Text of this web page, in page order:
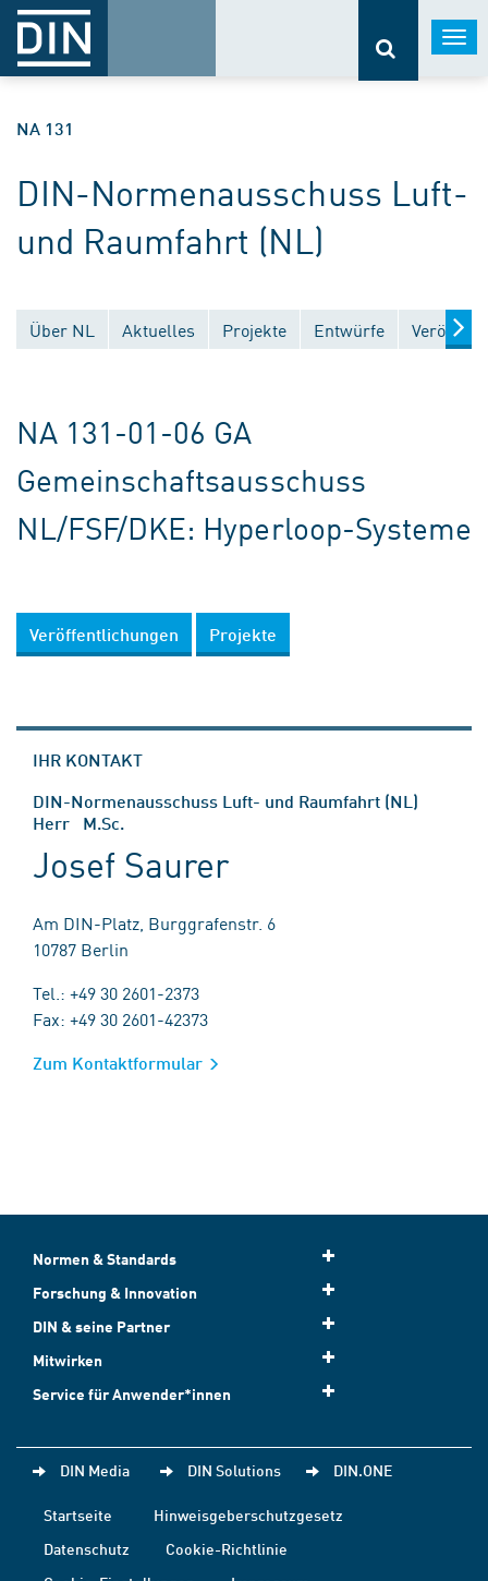
NA 131
DIN-Normenausschuss Luft-
und Raumfahrt (NL)
Über NL Aktuelles Projekte Entwürfe
NA 131-01-06 GA
Gemeinschaftsausschuss
NL/FSF/DKE: Hyperloop-Systeme
Veröffentlichungen Projekte
IHR KONTAKT
DIN-Normenausschuss Luft- und Raumfahrt (NL)
Herr M.Sc.
Josef Saurer
Am DIN-Platz, Burggrafenstr. 6
10787 Berlin
Tel.: +49 30 2601-2373
Fax: +49 30 2601-42373
Zum Kontaktformular
Normen & Standards
Forschung & Innovation
DIN & seine Partner
Mitwirken
Service für Anwender*innen
DIN Media DIN Solutions DIN.ONE
Startseite
Hinweisgeberschutzgesetz
Datenschutz
Cookie-Richtlinie